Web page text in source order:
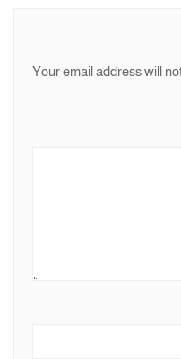
Your email address will